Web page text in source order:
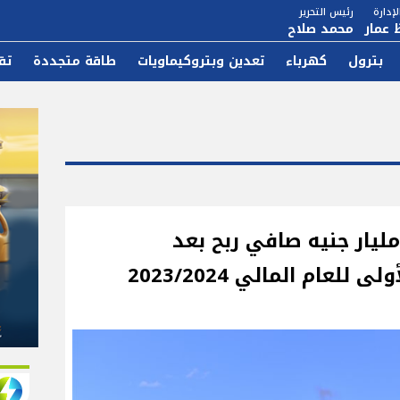
عمار
رئيس التحرير
محمد صلاح
بترول كهرباء تعدين وبتروكيماويات طاقة متجددة
للأسمدة »: 2.02 مليار جنيه صافي ربح بعد